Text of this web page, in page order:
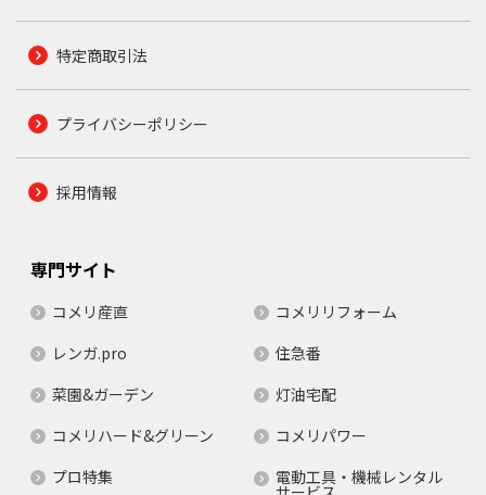
特定商取引法
プライバシーポリシー
採用情報
専門サイト
コメリ産直
コメリリフォーム
レンガ.pro
住急番
菜園&ガーデン
灯油宅配
コメリハード&グリーン
コメリパワー
プロ特集
電動工具・機械レンタル